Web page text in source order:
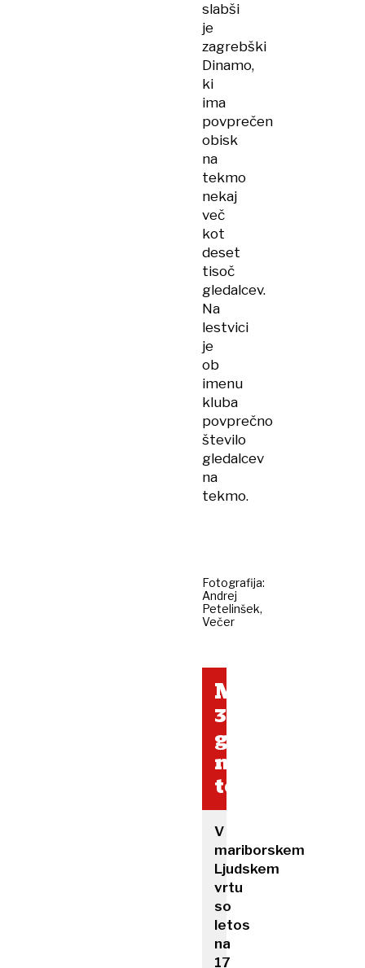
slabši
je
zagrebški
Dinamo,
ki
ima
povprečen
obisk
na
tekmo
nekaj
več
kot
deset
tisoč
gledalcev.
Na
lestvici
je
ob
imenu
kluba
povprečno
število
gledalcev
na
tekmo.
Fotografija:
Andrej
Petelinšek,
Večer
Maribor
3533
gledalcev
na
tekmo
V
mariborskem
Ljudskem
vrtu
so
letos
na
17